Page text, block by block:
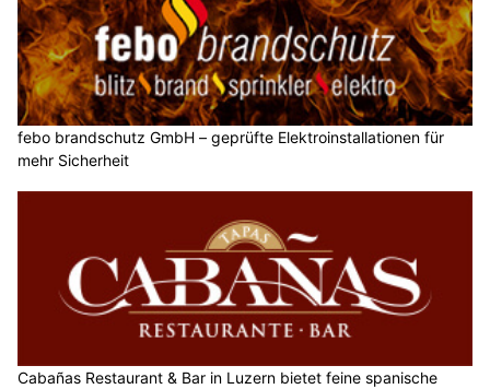
febo brandschutz GmbH – geprüfte Elektroinstallationen für
mehr Sicherheit
Cabañas Restaurant & Bar in Luzern bietet feine spanische